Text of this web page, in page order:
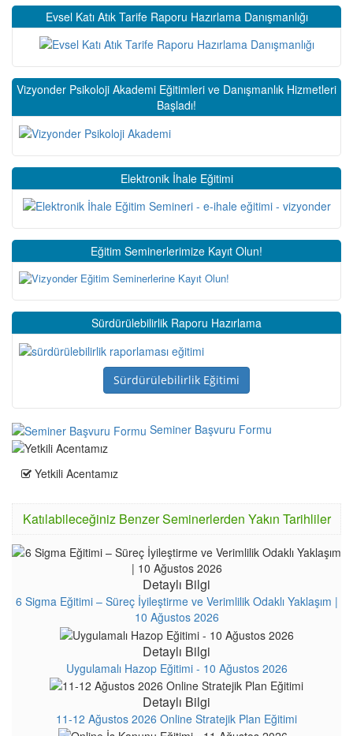
Evsel Katı Atık Tarife Raporu Hazırlama Danışmanlığı
Vizyonder Psikoloji Akademi Eğitimleri ve Danışmanlık Hizmetleri
Başladı!
Elektronik İhale Eğitimi
Eğitim Seminerlerimize Kayıt Olun!
Sürdürülebilirlik Raporu Hazırlama
Sürdürülebilirlik Eğitimi
Seminer Başvuru Formu
Yetkili Acentamız
Katılabileceğiniz Benzer Seminerlerden Yakın Tarihliler
Detaylı Bilgi
6 Sigma Eğitimi – Süreç İyileştirme ve Verimlilik Odaklı Yaklaşım |
10 Ağustos 2026
Detaylı Bilgi
Uygulamalı Hazop Eğitimi - 10 Ağustos 2026
Detaylı Bilgi
11-12 Ağustos 2026 Online Stratejik Plan Eğitimi